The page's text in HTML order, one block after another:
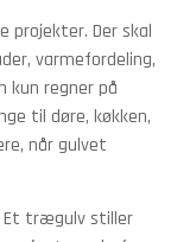
projekter. Der skal
varmefordeling,
kun regner på
til døre, køkken,
når gulvet
trægulv stiller